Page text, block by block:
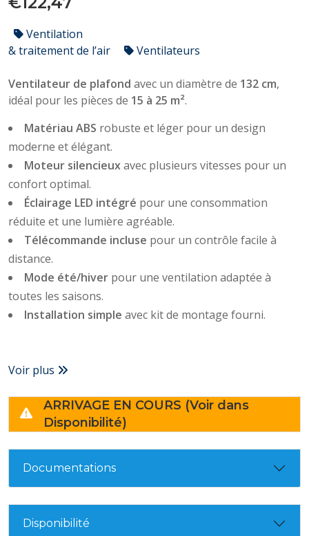
Ventilation
& traitement de l’air
Ventilateurs
Ventilateur de plafond avec un diamètre de 132 cm,
idéal pour les pièces de 15 à 25 m².
Matériau ABS robuste et léger pour un design
moderne et élégant.
Moteur silencieuxavec plusieurs vitesses pour un
confort optimal.
Éclairage LED intégré pour une consommation
réduite et une lumière agréable.
Télécommande incluse pour un contrôle facile à
distance.
Mode été/hiver pour une ventilation adaptée à
toutes les saisons.
Installation simple avec kit de montage fourni.
Voir plus
ARRIVAGE EN COURS (Voir dans
Disponibilité)
Documentations
Disponibilité